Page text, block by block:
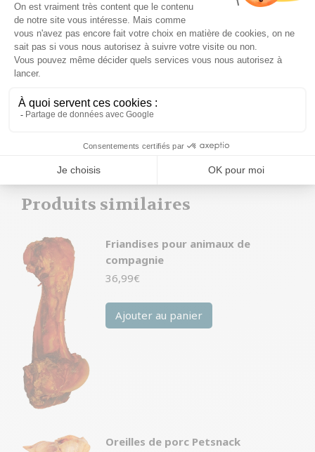
Avec le Trixie Dog Bag Alea Pink/Grey, vous pouvez
emmener votre meilleur ami avec vous partout où
vous allez, tout en le gardant en sécurité et à l’aise.
Alors pourquoi attendre ? Ajoutez-le à votre panier
Produits similaires
Friandises pour animaux de
compagnie
36,99€
Ajouter au panier
Oreilles de porc Petsnack